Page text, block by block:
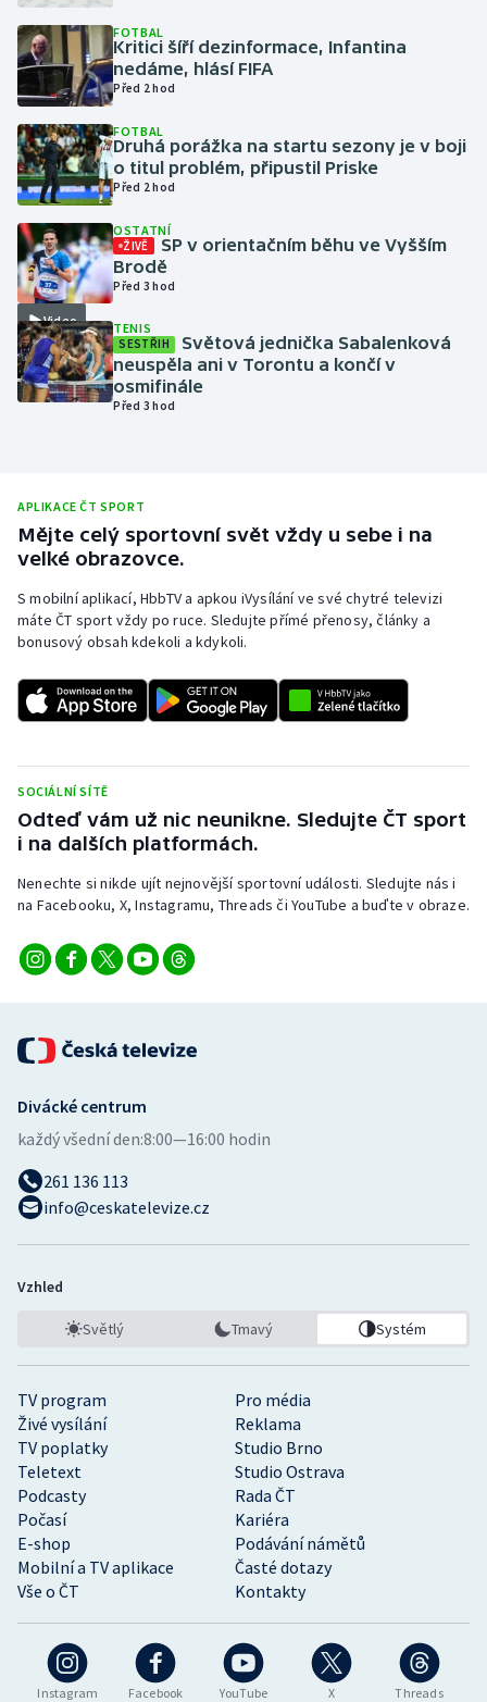
Krasobruslení
Lezení
Moderní pětiboj
Motorsport
Olympijské hry
Parasport
Plavání
Rychlobruslení
Rychlostní kanoistika
Short track
Sportovní střelba
Triatlon
Veslování
Vodní slalom
Volejbal
Ostatní
FOTBAL
Kritici šíří dezinformace, Infantina
nedáme, hlásí FIFA
Před 2 hod
FOTBAL
Druhá porážka na startu sezony je v boji
o titul problém, připustil Priske
Před 2 hod
Video
OSTATNÍ
ŽIVĚ
SP v orientačním běhu ve Vyšším
Brodě
Před 3 hod
TENIS
SESTŘIH
Světová jednička Sabalenková
neuspěla ani v Torontu a končí v
osmifinále
Před 3 hod
APLIKACE ČT SPORT
Mějte celý sportovní svět vždy u sebe i na
velké obrazovce.
S mobilní aplikací, HbbTV a apkou iVysílání ve své chytré televizi
máte ČT sport vždy po ruce. Sledujte přímé přenosy, články a
bonusový obsah kdekoli a kdykoli.
SOCIÁLNÍ SÍTĚ
Odteď vám už nic neunikne. Sledujte ČT sport
i na dalších platformách.
Nenechte si nikde ujít nejnovější sportovní události. Sledujte nás i
na Facebooku, X, Instagramu, Threads či YouTube a buďte v obraze.
Instagram Facebook YouTube X Threads
TV program
Pro média
Živé vysílání
Reklama
TV poplatky
Studio Brno
Teletext
Studio Ostrava
Podcasty
Rada ČT
Počasí
Kariéra
E-shop
Podávání námětů
Mobilní a TV aplikace
Časté dotazy
Vše o ČT
Kontakty
Divácké centrum
každý všední den:8:00—16:00 hodin
261 136 113
info@ceskatelevize.cz
Vzhled
Světlý Tmavý Systém